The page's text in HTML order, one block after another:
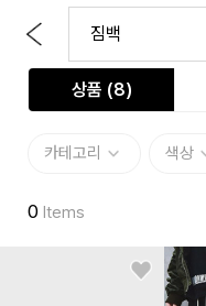
상품 (8)
카테고리 색상
0 Items